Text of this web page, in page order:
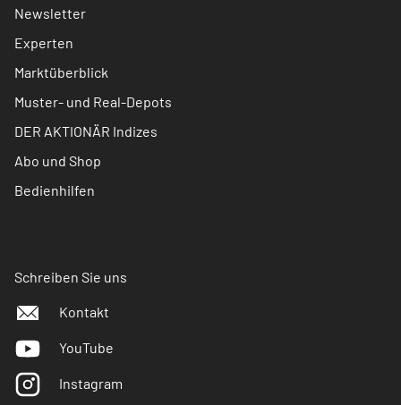
Newsletter
Experten
Marktüberblick
Muster- und Real-Depots
DER AKTIONÄR Indizes
Abo und Shop
Bedienhilfen
Schreiben Sie uns
Kontakt
YouTube
Instagram